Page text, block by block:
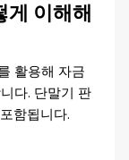
게 이해해
활용해 자금
다. 단말기 판
함됩니다.